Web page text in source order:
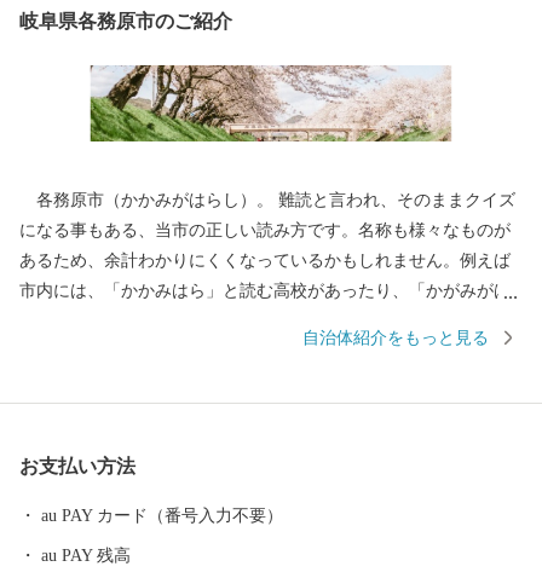
岐阜県各務原市のご紹介
各務原市（かかみがはらし）。 難読と言われ、そのままクイズ
になる事もある、当市の正しい読み方です。名称も様々なものが
あるため、余計わかりにくくなっているかもしれません。例えば
市内には、「かかみはら」と読む高校があったり、「かがみがは
となっていますので、県外の人は「各務ケ原市」と書く人もいる
点と言われるまで成長した航空機産業はじめ、ロボット、医療機
器等々、次世代に繋がる先端産業が集まっており、現在もその技
メージする方が多いのではないでしょうか。 最近は、県外から多
自治体紹介をもっと見る
お支払い方法
au PAY カード（番号入力不要）
au PAY 残高